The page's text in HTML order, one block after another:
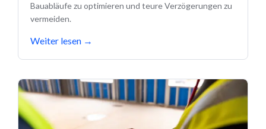
Bauabläufe zu optimieren und teure Verzögerungen zu
vermeiden.
Weiter lesen →